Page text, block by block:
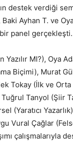
destek verdiği
Ayhan T. ve Oya
panel gerçekleşti.
MI?), Oya
Biçimi), Murat
Tokay (İlk ve
Tanyol (Şiir
(Yaratıcı
Vural Çağlar
çalışmalarıyla